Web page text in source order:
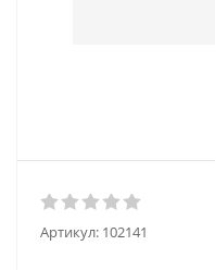
Артикул: 102141